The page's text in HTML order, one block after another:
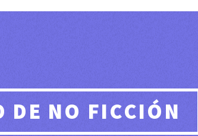
DE NO FICCIÓN